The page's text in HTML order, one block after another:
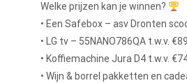
Welke prijzen kan je winnen?
• Een Safebox – asv Dronten
• LG tv – 55NANO786QA t.w.v.
• Koffiemachine Jura D4 t.w.v.
• Wijn & borrel pakketten en